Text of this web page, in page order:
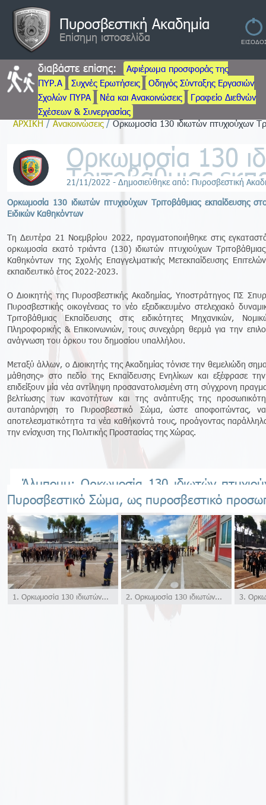
Πυροσβεστική Ακαδημία
Επίσημη ιστοσελίδα
διαβάστε επίσης:
Αφιέρωμα προσφοράς της
ΠΥΡ.Α
Συχνές Ερωτήσεις
Οδηγός Σύνταξης Εργασιών
Σχολών ΠΥΡΑ
Νέα και Ανακοινώσεις
Γραφείο Διεθνών
Σχέσεων & Συνεργασίας
ΑΡΧΙΚΗ/Ανακοινώσεις/Ορκωμοσία 130 ιδιωτών πτυχιούχων
Ορκωμοσία 130
Τριτοβάθμιας
21/11/2022 - Δημοσιεύθηκε από: Πυροσβεστική
Ορκωμοσία 130 ιδιωτών πτυχιούχων Τριτοβάθμιας εκπαίδευσης
Ειδικών Καθηκόντων
Τη Δευτέρα 21 Νοεμβρίου 2022, πραγματοποιήθηκε στις
ορκωμοσία εκατό τριάντα (130) ιδιωτών πτυχιούχων
Καθηκόντων της Σχολής Επαγγελματικής Μετεκπαίδευσης
εκπαιδευτικό έτος 2022-2023.
O Διοικητής της Πυροσβεστικής Ακαδημίας, Υποστράτηγος ΠΣ
Πυροσβεστικής οικογένειας το νέο εξειδικευμένο στελεχιακό
Τριτοβάθμιας Εκπαίδευσης στις ειδικότητες Μηχανικών,
Πληροφορικής & Επικοινωνιών, τους συνεχάρη θερμά για την
ανάγνωση του όρκου του δημοσίου υπαλλήλου.
Μεταξύ άλλων, ο Διοικητής της Ακαδημίας τόνισε την θεμελιώδη
μάθησης» στο πεδίο της Εκπαίδευσης Ενηλίκων και εξέφρασε
επιδείξουν μία νέα αντίληψη προσανατολισμένη στη σύγχρονη
βελτίωσης των ικανοτήτων και της ανάπτυξης της
αυταπάρνηση το Πυροσβεστικό Σώμα, ώστε αποφοιτώντας,
αποτελεσματικότητα τα νέα καθήκοντά τους, προάγοντας
την ενίσχυση της Πολιτικής Προστασίας της Χώρας.
Άλμπουμ: Ορκωμοσία 130 ιδιωτών
Πυροσβεστικό Σώμα, ως πυροσβεστικό
1. Ορκωμοσία 130 ιδιωτών... 2. Ορκωμοσία 130 ιδιωτών... 3.